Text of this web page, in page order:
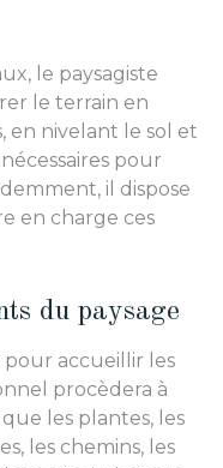
le paysagiste
le terrain en
en nivelant le sol et
pour
il dispose
en charge ces
du paysage
pour accueillir les
procèdera à
les plantes, les
les chemins, les